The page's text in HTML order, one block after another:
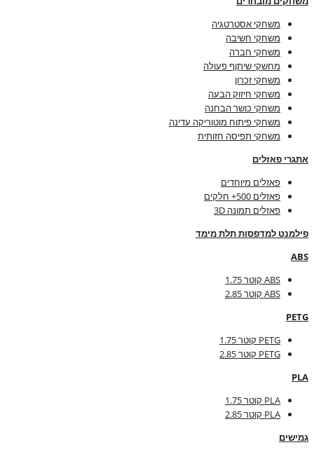
משחקי אסטרטגיה
משחקי חשיבה
משחקי חברה
מחשקי שיתןף פעולה
משחקי זכרון
משחקי חיזוק הבעה
משחקי כושר הבחנה
משחקי פיתוח מוטוריקה עדינה
משחקי תפיסה חזותית
אתגרי פאזלים
פאזלים מיוחדים
פאזלים 500+ חלקים
פאזלים תמונה 3D
פילמנט למדפסות תלת מימד
ABS
ABS קוטר 1.75
ABS קוטר 2.85
PETG
PETG קוטר 1.75
PETG קוטר 2.85
PLA
PLA קוטר 1.75
PLA קוטר 2.85
גמישים